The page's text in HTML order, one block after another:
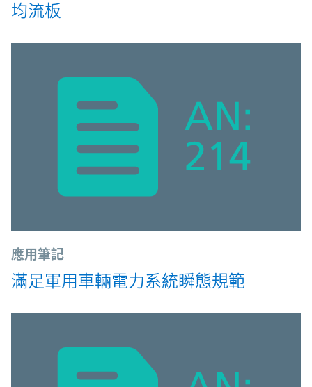
均流板
應用筆記
滿足軍用車輛電力系統瞬態規範